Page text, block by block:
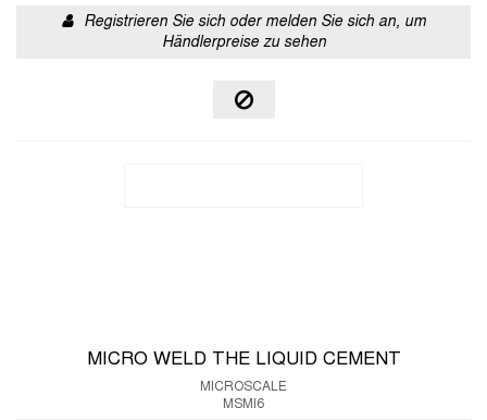
Registrieren Sie sich oder melden Sie sich an, um
Händlerpreise zu sehen
MICRO WELD THE LIQUID CEMENT
MICROSCALE
MSMI6